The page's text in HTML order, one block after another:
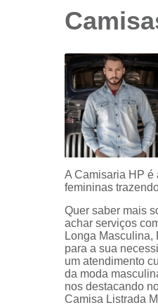
A Camisaria HP é
femininas
Quer saber mais
achar serviços
Longa
para a sua
um atendimento
da moda
nos destacando
Camisa Listrada